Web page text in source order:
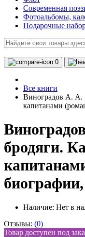
Современная
Фотоальбомы,
Подарочные
0
Все книги
Виноградов А. А.
капитанами
бродяги.
Наличие: Нет в
Отзывы: (0)
Товар доступен под